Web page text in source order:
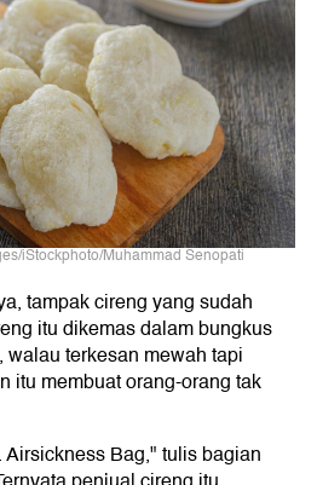
iStockphoto/Muhammad Senopati
tampak cireng yang sudah
itu dikemas dalam bungkus
terkesan mewah tapi
itu membuat orang-orang tak
Bag," tulis bagian